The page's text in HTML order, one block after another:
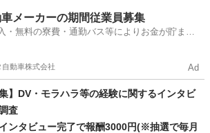
ェアハウス 物件
車メーカーの期間従業員募集
・無料の寮費・通勤バス等によりお金が貯まり
自動車株式会社 Ad
集】DV・モラハラ等の経験に関するインタビ
査
ンタビュー完了で報酬3000円(※抽選で毎月